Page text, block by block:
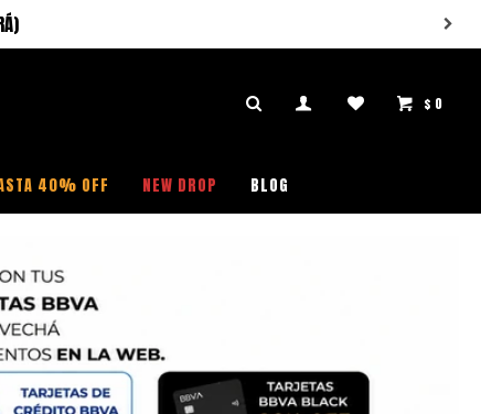
40% OFF NEW DROP BLOG
 $ 0